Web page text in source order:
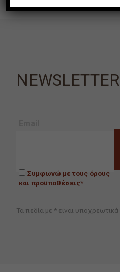
NEWSLETTER
Συμφωνώ με τους όρους
και προϋποθέσεις*
Τα πεδία με * είναι υποχρεωτικά